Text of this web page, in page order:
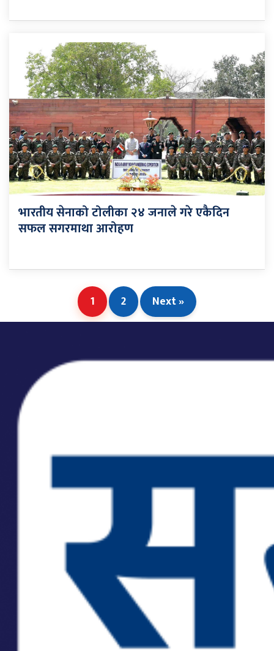
भारतीय सेनाको टोलीका २४ जनाले गरे एकैदिन
सफल सगरमाथा आरोहण
1 2 Next »